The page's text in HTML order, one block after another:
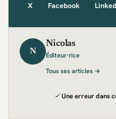
X Facebook
N
Nicolas
Éditeur·rice
Tous ses articles →
Une erreur dans